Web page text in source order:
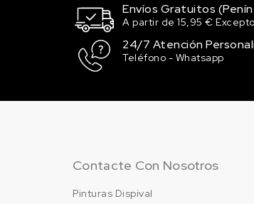
Envíos Gratuitos
A partir de 15,95 €
24/7 Atención
Teléfono - Whatsapp
Contacte Con Nosotros
Pinturas Dispival